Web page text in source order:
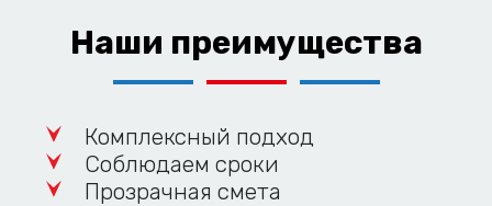
Наши преимущества
Комплексный подход
Соблюдаем сроки
Прозрачная смета